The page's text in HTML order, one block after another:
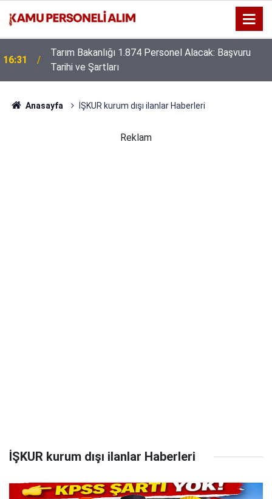
16:31
Tarım Bakanlığı 1.874 Personel Alacak: Başvuru
Tarihi ve Şartları
Anasayfa İŞKUR kurum dışı ilanlar Haberleri
Reklam
İŞKUR kurum dışı ilanlar Haberleri